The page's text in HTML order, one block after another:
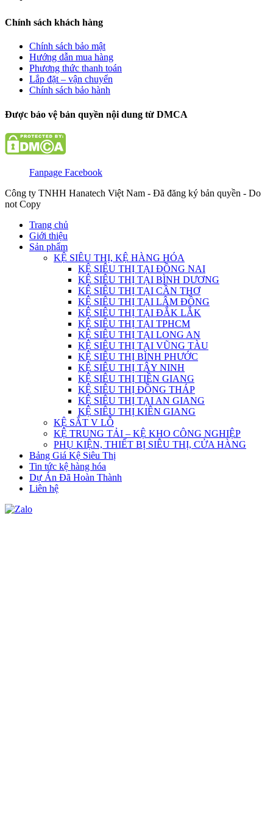
Chính sách khách hàng
Chính sách bảo mật
Hướng dẫn mua hàng
Phương thức thanh toán
Lắp đặt – vận chuyển
Chính sách bảo hành
Được bảo vệ bản quyền nội dung từ DMCA
Fanpage Facebook
Công ty TNHH Hanatech Việt Nam - Đã đăng ký bản quyền - Do
not Copy
Trang chủ
Giới thiệu
Sản phẩm
KỆ SIÊU THỊ, KỆ HÀNG HÓA
KỆ SIÊU THỊ TẠI ĐỒNG NAI
KỆ SIÊU THỊ TẠI BÌNH DƯƠNG
KỆ SIÊU THỊ TẠI CẦN THƠ
KỆ SIÊU THỊ TẠI LÂM ĐỒNG
KỆ SIÊU THỊ TẠI ĐẮK LẮK
KỆ SIÊU THỊ TẠI TPHCM
KỆ SIÊU THỊ TẠI LONG AN
KỆ SIÊU THỊ TẠI VŨNG TÀU
KỆ SIÊU THỊ BÌNH PHƯỚC
KỆ SIÊU THỊ TÂY NINH
KỆ SIÊU THỊ TIỀN GIANG
KỆ SIÊU THỊ ĐỒNG THÁP
KỆ SIÊU THỊ TẠI AN GIANG
KỆ SIÊU THỊ KIÊN GIANG
KỆ SẮT V LỖ
KỆ TRUNG TẢI – KỆ KHO CÔNG NGHIỆP
PHỤ KIỆN, THIẾT BỊ SIÊU THỊ, CỬA HÀNG
Bảng Giá Kệ Siêu Thị
Tin tức kệ hàng hóa
Dự Án Đã Hoàn Thành
Liên hệ